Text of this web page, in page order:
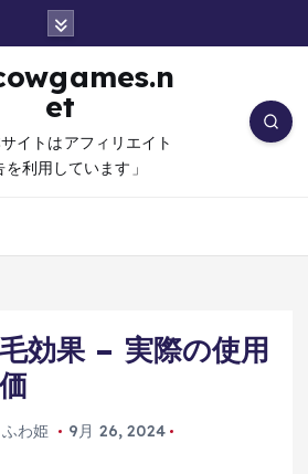
et
イトはアフィリエイト
を利用しています」
効果 – 実際の使用
ふわ姫
9月 26, 2024